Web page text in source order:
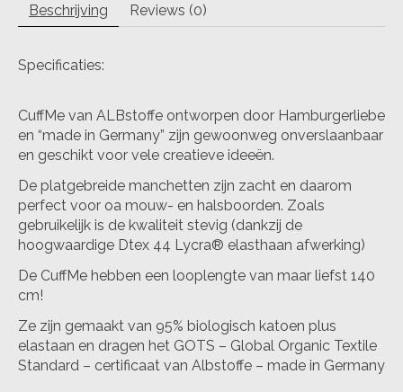
Beschrijving Reviews (0)
Specificaties:
CuffMe van ALBstoffe ontworpen door Hamburgerliebe
en “made in Germany” zijn gewoonweg onverslaanbaar
en geschikt voor vele creatieve ideeën.
De platgebreide manchetten zijn zacht en daarom
perfect voor oa mouw- en halsboorden. Zoals
gebruikelijk is de kwaliteit stevig (dankzij de
hoogwaardige Dtex 44 Lycra® elasthaan afwerking)
De CuffMe hebben een looplengte van maar liefst 140
cm!
Ze zijn gemaakt van 95% biologisch katoen plus
elastaan ​​en dragen het GOTS – Global Organic Textile
Standard – certificaat van Albstoffe – made in Germany